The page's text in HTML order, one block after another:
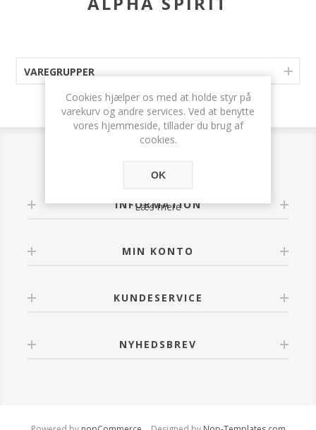
VAREGRUPPER
INFORMATION
MIN KONTO
KUNDESERVICE
NYHEDSBREV
Cookies hjælper os med at holde styr på
varekurv og andre services. Ved at benytte
vores hjemmeside, tillader du brug af
cookies.
OK
Læs mere